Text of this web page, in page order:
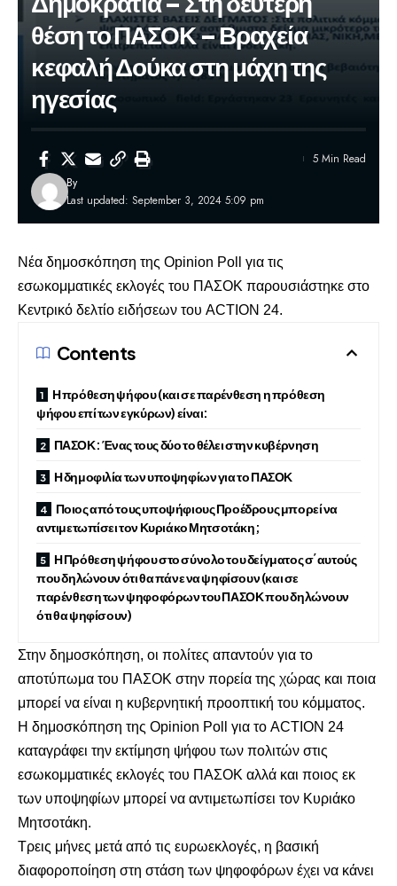
θέση το ΠΑΣΟΚ – Βραχεία
κεφαλή Δούκα στη μάχη της
ηγεσίας
Last updated: September 3, 2024 5:09 pm
By
5 Min Read
Νέα δημοσκόπηση της Οpinion Poll για τις
εσωκομματικές εκλογές του ΠΑΣΟΚ παρουσιάστηκε στο
Κεντρικό δελτίο ειδήσεων του ACTION 24.
Contents
Η πρόθεση ψήφου (και σε παρένθεση η πρόθεση
ψήφου επί των εγκύρων) είναι:
ΠΑΣΟΚ: Ένας τους δύο το θέλει στην κυβέρνηση
Η δημοφιλία των υποψηφίων για το ΠΑΣΟΚ
Ποιος από τους υποψήφιους Προέδρους μπορεί να
αντιμετωπίσει τον Κυριάκο Μητσοτάκη;
Η Πρόθεση ψήφου στο σύνολο του δείγματος σ΄αυτούς
που δηλώνουν ότι θα πάνε να ψηφίσουν (και σε
παρένθεση των ψηφοφόρων του ΠΑΣΟΚ που δηλώνουν
ότι θα ψηφίσουν)
Στην δημοσκόπηση, οι πολίτες απαντούν για το
αποτύπωμα του ΠΑΣΟΚ στην πορεία της χώρας και ποια
μπορεί να είναι η κυβερνητική προοπτική του κόμματος.
Η δημοσκόπηση της Οpinion Poll για το ACTION 24
καταγράφει την εκτίμηση ψήφου των πολιτών στις
εσωκομματικές εκλογές του ΠΑΣΟΚ αλλά και ποιος εκ
των υποψηφίων μπορεί να αντιμετωπίσει τον Κυριάκο
Μητσοτάκη.
Τρεις μήνες μετά από τις ευρωεκλογές, η βασική
διαφοροποίηση στη στάση των ψηφοφόρων έχει να κάνει